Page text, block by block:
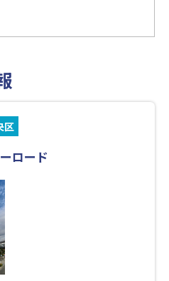
区
ロード